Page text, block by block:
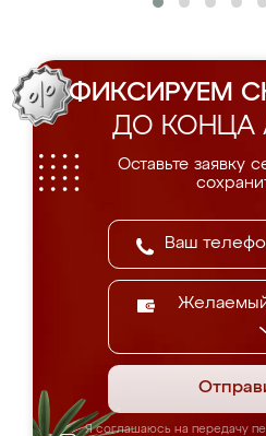
ФИКСИРУЕМ
ДО КОНЦА
Оставьте заявку
Я соглашаюсь на передачу